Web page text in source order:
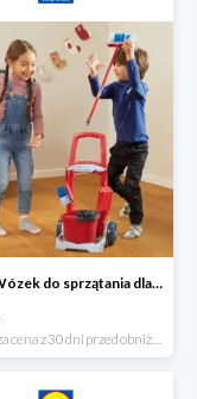
Vileda Wózek do sprzątania dla dzieci
*najniższa cena z 30 dni przed obniżką